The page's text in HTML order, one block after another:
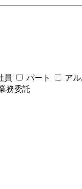
員 パート ア
務委託